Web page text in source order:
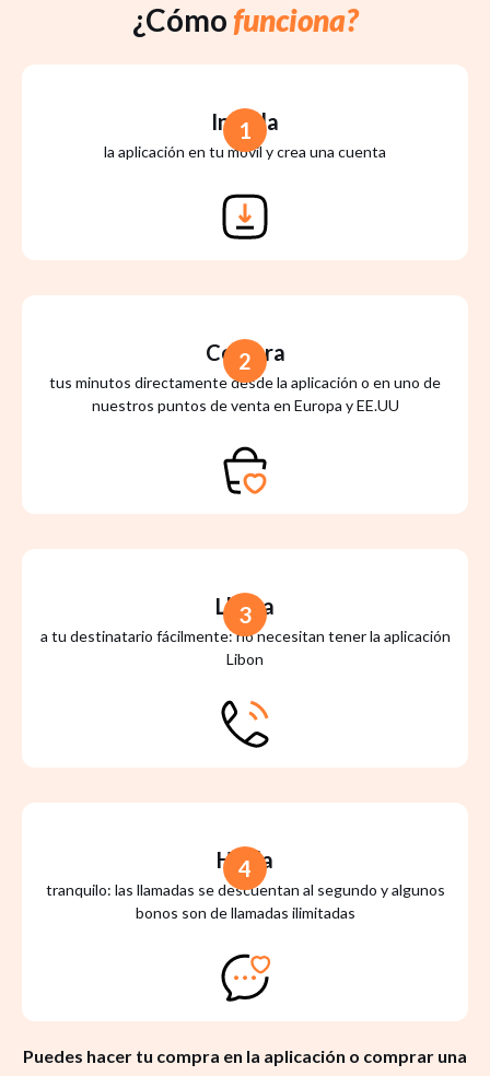
¿Cómo funciona?
Instala
la aplicación en tu móvil y crea una cuenta
1
Compra
tus minutos directamente desde la aplicación o en uno de
nuestros puntos de venta en Europa y EE.UU
2
Llama
a tu destinatario fácilmente: no necesitan tener la aplicación
Libon
3
Habla
tranquilo: las llamadas se descuentan al segundo y algunos
bonos son de llamadas ilimitadas
4
Puedes hacer tu compra en la aplicación o comprar una